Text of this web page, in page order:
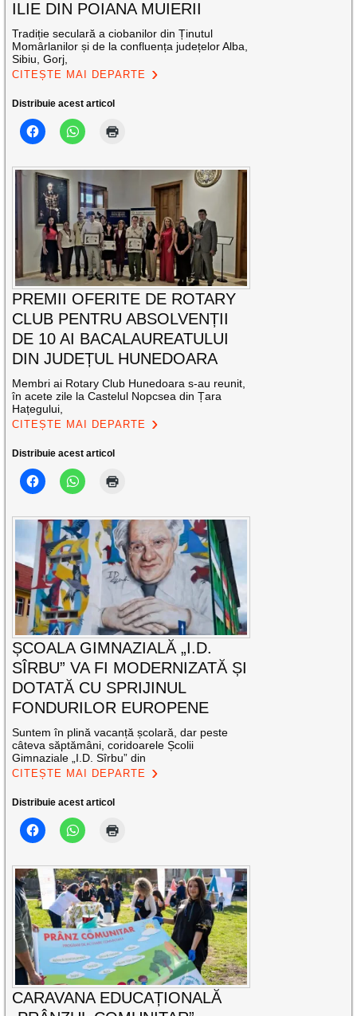
ILIE DIN POIANA MUIERII
Tradiție seculară a ciobanilor din Ținutul
Momârlanilor și de la confluența județelor Alba,
Sibiu, Gorj,
CITEȘTE MAI DEPARTE
Distribuie acest articol
PREMII OFERITE DE ROTARY
CLUB PENTRU ABSOLVENȚII
DE 10 AI BACALAUREATULUI
DIN JUDEȚUL HUNEDOARA
Membri ai Rotary Club Hunedoara s-au reunit,
în acete zile la Castelul Nopcsea din Țara
Hațegului,
CITEȘTE MAI DEPARTE
Distribuie acest articol
ȘCOALA GIMNAZIALĂ „I.D.
SÎRBU” VA FI MODERNIZATĂ ȘI
DOTATĂ CU SPRIJINUL
FONDURILOR EUROPENE
Suntem în plină vacanță școlară, dar peste
câteva săptămâni, coridoarele Școlii
Gimnaziale „I.D. Sîrbu” din
CITEȘTE MAI DEPARTE
Distribuie acest articol
CARAVANA EDUCAȚIONALĂ